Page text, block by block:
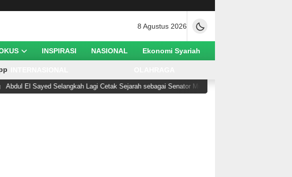
8 Agustus 2026
INSPIRASI NASIONAL Ekonomi Syariah
El Sayed Selangkah Lagi Cetak Sejarah sebagai Senator Muslim Pertama AS